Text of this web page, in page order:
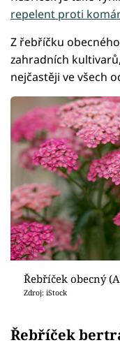
repelent proti
Z řebříčku
zahradních
nejčastěji ve všech
Řebříček obecný
Zdroj: iStock
Řebříček